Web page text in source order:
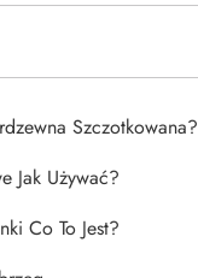
Szczotkowana?
Jak Używać?
Co To Jest?